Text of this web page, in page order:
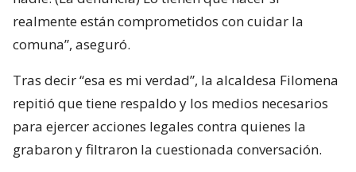
realmente están comprometidos con cuidar la
comuna”, aseguró.
Tras decir “esa es mi verdad”, la alcaldesa Filomena
repitió que tiene respaldo y los medios necesarios
para ejercer acciones legales contra quienes la
grabaron y filtraron la cuestionada conversación.